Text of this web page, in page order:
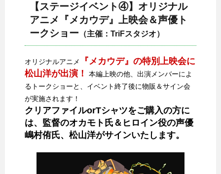
【ステージイベント④】オリジナル
アニメ『メカウデ』上映会＆声優ト
ークショー （主催：TriFスタジオ）
オリジナルアニメ
『メカウデ』の特別上映会に
松山洋が出演！
本編上映の他、出演メンバーによ
るトークショーと、イベント終了後に物販＆サイン会
が実施されます！
クリアファイルorTシャツをご購入の方に
は、監督のオカモト氏＆ヒロイン役の声優
嶋村侑氏、松山洋がサインいたします。